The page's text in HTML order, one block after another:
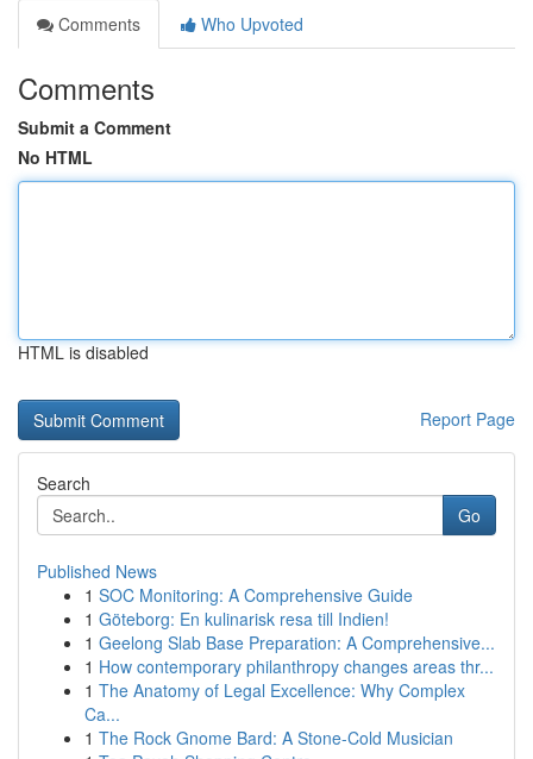
Comments
Who Upvoted
Comments
Submit a Comment
No HTML
HTML is disabled
Report Page
Search
Go
Published News
1 SOC Monitoring: A Comprehensive Guide
1 Göteborg: En kulinarisk resa till Indien!
1 Geelong Slab Base Preparation: A Comprehensive...
1 How contemporary philanthropy changes areas thr...
1 The Anatomy of Legal Excellence: Why Complex
Ca...
1 The Rock Gnome Bard: A Stone-Cold Musician